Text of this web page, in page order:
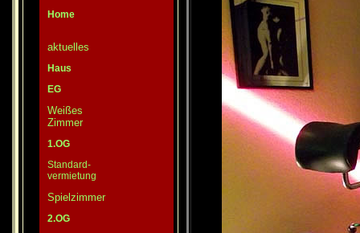
Home
aktuelles
Haus
EG
Weißes
Zimmer
1.OG
Standard-
vermietung
Spielzimmer
2.OG